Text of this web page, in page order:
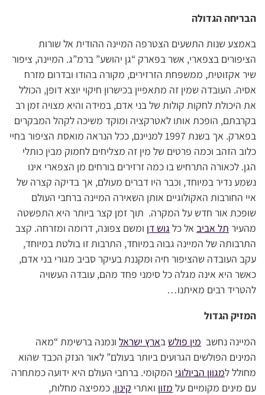
הבריחה הגדולה
באמצע שנות התשעים הצטרפה המיינה ההודית אל שורות
הציפורים בצפארי, אשר בפארק “גן יהושע” ברמ”ג. המיינה, ציפור
שיר אקזוטית, ממשפחת הזרזירים, מקורה בהודו ובדרום מזרח
אסיה. העובדה שמין זה מתאפיין בכישרון חיקוי יוצא דופן, הכולל
את היכולת לחקות קולות של בני אדם, במידה והיא מצויה זמן רב
בקרבתם, הופכת אותו לאטרקציה ומוקד משיכה לקהל המבקרים
בפארק. אך בשנת 1997 למניינם, ככל הנראה מואסת הציפור בחיי
כלוב הזהב וכמה פרטים של מין זה מצליחים לחמוק מבין כותלי
הגן. לכאורה התרחיש בו כמה זרזירים בורחים מן הצפארי אינו
נשמע נדיר במיוחד, וכבר היו דברים מעולם, אך בדיקה קצרה של
איי החורבות האקולוגיים אותן השאירה המיינה ברחבי העולם
שופכת אור חדש על המקרה. תוך זמן קצר ביותר היא התפשטה
מהעיר תל אביב אל כל גוש דן ומשם צפונה, דרומה ומזרחה. קצב
התרבותה של המיינה גבוה במיוחד, התרבות זו בולטת במיוחד,
עקב העובדה שהציפור חיה ומקננת בעיקר סביב מגורי בני אדם,
כאשר היא אינה מגלה כל סימני פחד מהם, עובדה העשויה
להטריד רבים מאיתנו…
המזיק הגדול
המיינה נחשב מין פולש בארץ ישראל ונמנה ברשימת “מאה
המינים הפולשים הגרועים ביותר בעולם” לאור הנזק הכבד שהוא
מחולל למגוון הביולוגי המקומי. ברחבי העולם היא ידועה כמתחרה
עם מינים מקומיים על מזון ואתרי קינון, כמפיצה מחלות,